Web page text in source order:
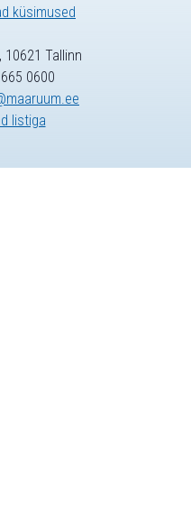
küsimused
Tallinn
0600
listiga